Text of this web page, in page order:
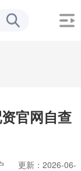
官网自查
更新：2026-06-